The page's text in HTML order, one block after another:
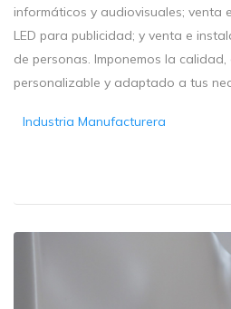
informáticos y audiovisuales; venta
LED para publicidad; y venta e
de personas. Imponemos la
personalizable y adaptado a tus
Industria Manufacturera